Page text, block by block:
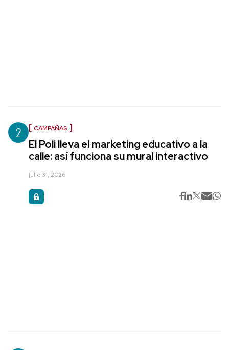
2 CAMPAÑAS
El Poli lleva el marketing educativo a la
calle: así funciona su mural interactivo
julio 31, 2026